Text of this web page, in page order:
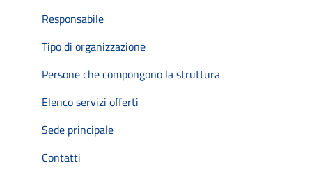
Responsabile
Tipo di organizzazione
Persone che compongono la struttura
Elenco servizi offerti
Sede principale
Contatti